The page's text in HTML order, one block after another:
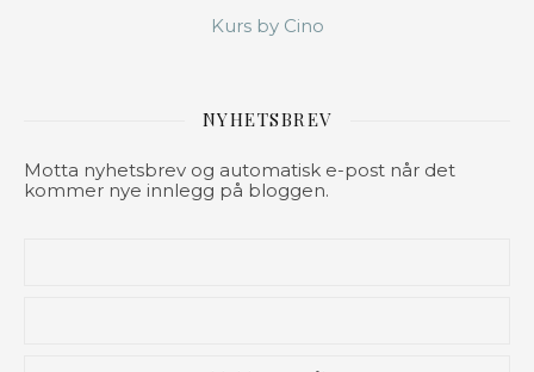
Kurs by Cino
NYHETSBREV
Motta nyhetsbrev og automatisk e-post når det
kommer nye innlegg på bloggen.